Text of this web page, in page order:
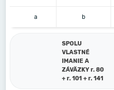
a b
SPOLU
VLASTNÉ
IMANIE A
ZÁVÄZKY r. 80
+ r. 101 + r. 141